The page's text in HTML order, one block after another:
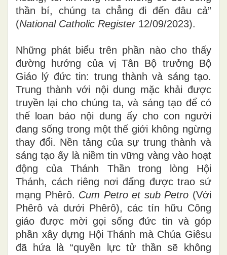
thần bí, chúng ta chẳng đi đến đâu cả”
(National Catholic Register12/09/2023).
Những phát biểu trên phần nào cho thấy
đường hướng của vị Tân Bộ trưởng Bộ
Giáo lý đức tin: trung thành và sáng tạo.
Trung thành với nội dung mặc khải được
truyền lại cho chúng ta, và sáng tạo để có
thể loan báo nội dung ấy cho con người
đang sống trong một thế giới không ngừng
thay đổi. Nền tảng của sự trung thành và
sáng tạo ấy là niềm tin vững vàng vào hoạt
động của Thánh Thần trong lòng Hội
Thánh, cách riêng nơi đấng được trao sứ
mạng Phêrô. Cum Petro et sub Petro (Với
Phêrô và dưới Phêrô), các tín hữu Công
giáo được mời gọi sống đức tin và góp
phần xây dựng Hội Thánh mà Chúa Giêsu
đã hứa là “quyền lực tử thần sẽ không